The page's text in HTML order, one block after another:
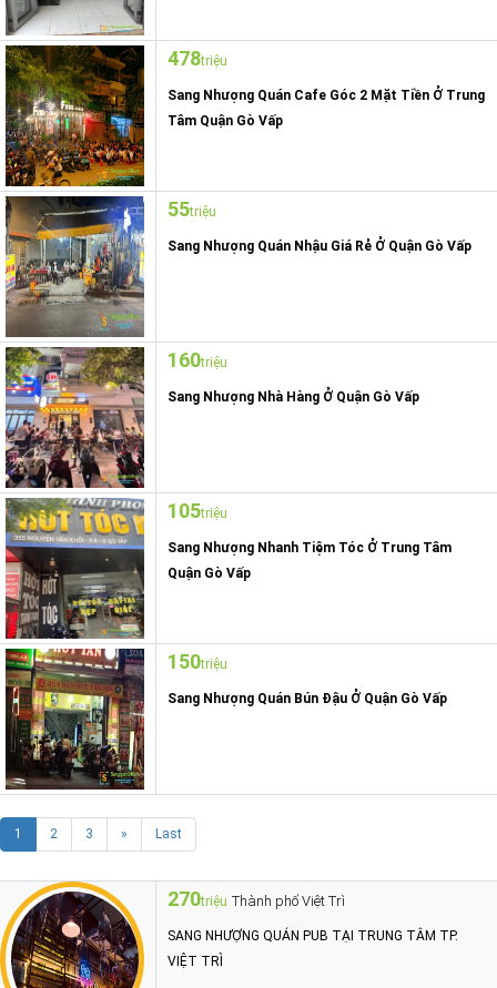
478triệu
Sang Nhượng Quán Cafe Góc 2 Mặt Tiền Ở Trung
Tâm Quận Gò Vấp
55triệu
Sang Nhượng Quán Nhậu Giá Rẻ Ở Quận Gò Vấp
160triệu
Sang Nhượng Nhà Hàng Ở Quận Gò Vấp
105triệu
Sang Nhượng Nhanh Tiệm Tóc Ở Trung Tâm
Quận Gò Vấp
150triệu
Sang Nhượng Quán Bún Đậu Ở Quận Gò Vấp
1 2 3 » Last
270triệu Thành phố Việt Trì
SANG NHƯỢNG QUÁN PUB TẠI TRUNG TÂM TP.
VIỆT TRÌ